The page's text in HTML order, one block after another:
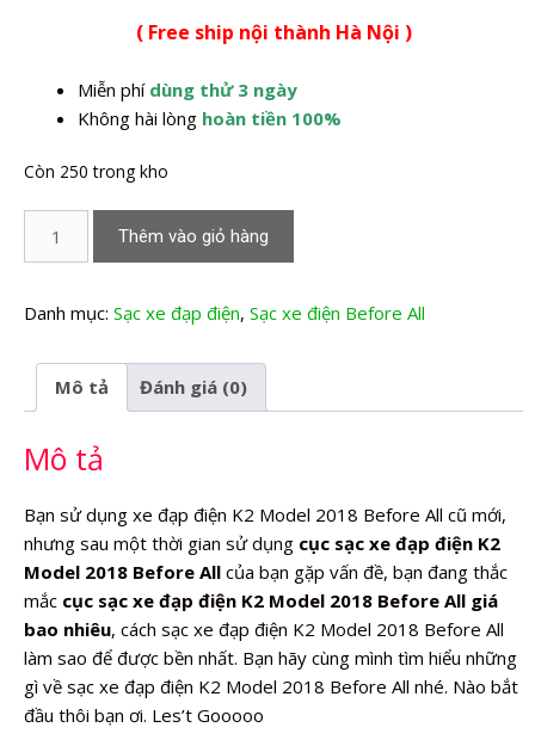
là:
tại
280.000,0₫.
( Free ship nội thành Hà Nội )
Miễn phí dùng thử 3 ngày
Không hài lòng hoàn tiền 100%
Còn 250 trong kho
điện
Model
2018
All
lượng
Thêm vào giỏ hàng
Danh mục: Sạc xe đạp điện, Sạc xe điện Before All
Mô tả Đánh giá (0)
Mô tả
Bạn sử dụng xe đạp điện K2 Model 2018 Before All cũ mới,
nhưng sau một thời gian sử dụng cục sạc xe đạp điện K2
Model 2018 Before All của bạn gặp vấn đề, bạn đang thắc
mắc cục sạc xe đạp điện K2 Model 2018 Before All giá
bao nhiêu, cách sạc xe đạp điện K2 Model 2018 Before All
làm sao để được bền nhất. Bạn hãy cùng mình tìm hiểu những
gì về sạc xe đạp điện K2 Model 2018 Before All nhé. Nào bắt
đầu thôi bạn ơi. Les’t Gooooo